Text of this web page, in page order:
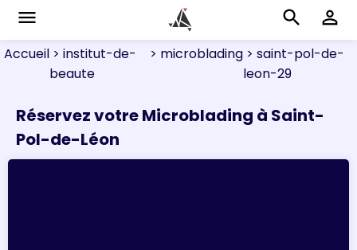
menu search perm_identity
Accueil > institut-de-
beaute
> microblading> saint-pol-de-
leon-29
Réservez votre Microblading à Saint-
Pol-de-Léon